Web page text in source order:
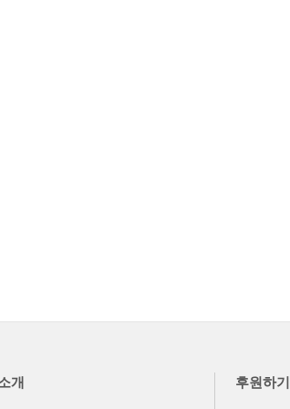
개 후원하기